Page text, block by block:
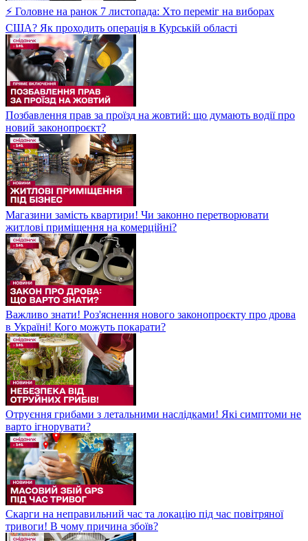
⚡ Головне на ранок 7 листопада: Хто переміг на виборах
США? Як проходить операція в Курській області
Позбавлення прав за проїзд на жовтий: що думають водії про
новий законопроєкт?
Магазини замість квартири! Чи законно перетворювати
житлові приміщення на комерційні?
Важливо знати! Роз'яснення нового законопроєкту про дрова
в Україні! Кого можуть покарати?
Отруєння грибами з летальними наслідками! Які симптоми не
варто ігнорувати?
Скарги на неправильний час та локацію під час повітряної
тривоги! В чому причина збоїв?